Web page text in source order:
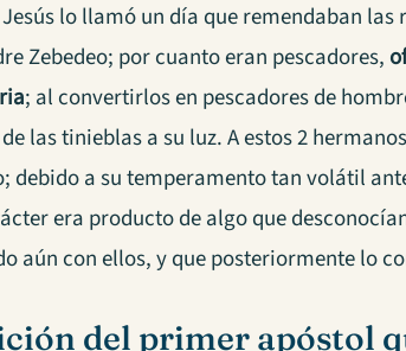
lo llamó un día que remendaban
Zebedeo; por cuanto eran pescadores,
; al convertirlos en pescadores de
las tinieblas a su luz. A estos 2
debido a su temperamento tan volátil
era producto de algo que
aún con ellos, y que posteriormente lo
del primer apóstol